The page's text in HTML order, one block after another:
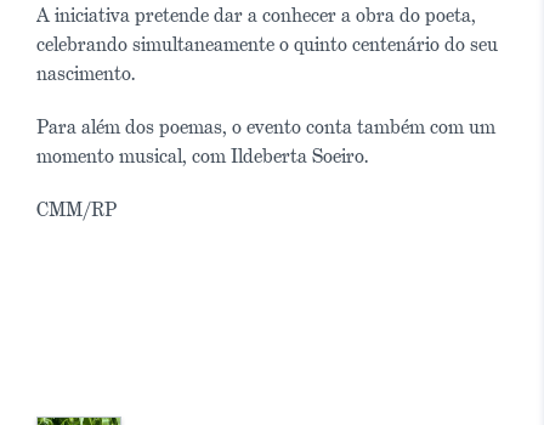
A iniciativa pretende dar a conhecer a obra do poeta,
celebrando simultaneamente o quinto centenário do seu
nascimento.
Para além dos poemas, o evento conta também com um
momento musical, com Ildeberta Soeiro.
CMM/RP